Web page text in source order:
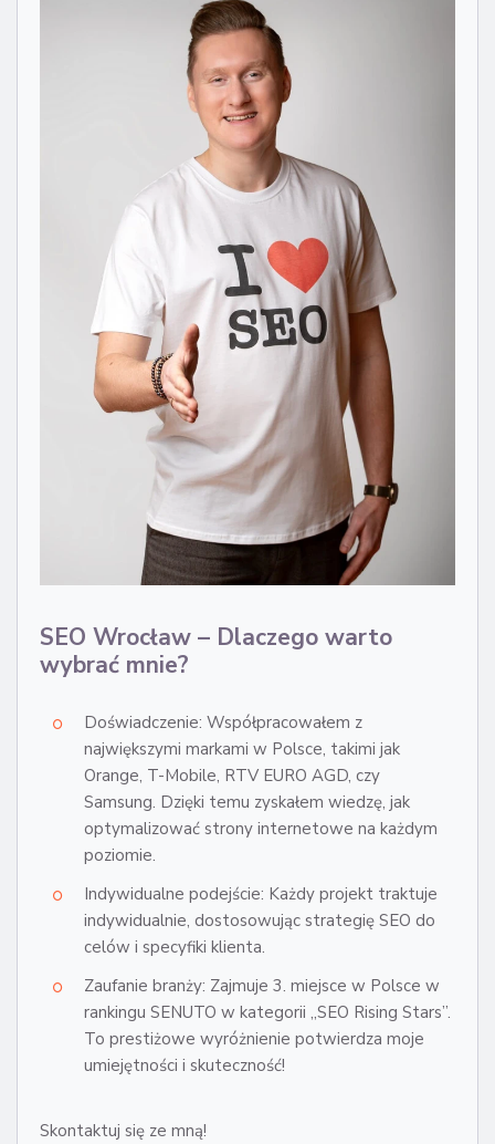
SEO Wrocław – Dlaczego warto
wybrać mnie?
Doświadczenie: Współpracowałem z
największymi markami w Polsce, takimi jak
Orange, T-Mobile, RTV EURO AGD, czy
Samsung. Dzięki temu zyskałem wiedzę, jak
optymalizować strony internetowe na każdym
poziomie.
Indywidualne podejście: Każdy projekt traktuje
indywidualnie, dostosowując strategię SEO do
celów i specyfiki klienta.
Zaufanie branży: Zajmuje 3. miejsce w Polsce w
rankingu SENUTO w kategorii „SEO Rising Stars”.
To prestiżowe wyróżnienie potwierdza moje
umiejętności i skuteczność!
Skontaktuj się ze mną!